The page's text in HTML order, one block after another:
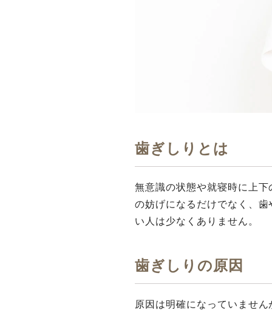
⻭ぎしりとは
無意識の状態や就寝時に上
の妨げになるだけでなく、
い⼈は少なくありません。
⻭ぎしりの原因
原因は明確になっていませ